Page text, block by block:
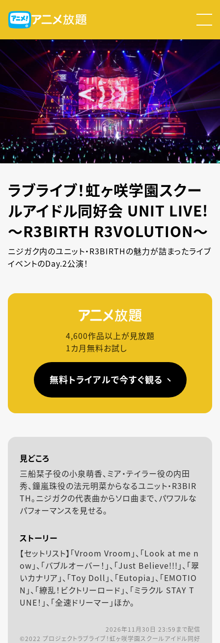
ラブライブ！虹ヶ咲学園スクー
ルアイドル同好会 UNIT LIVE!
～R3BIRTH R3VOLUTION～
ニジガク内のユニット・R3BIRTHの魅力が詰まったライブ
イベントのDay.2公演！
4,600作品以上が見放題
1カ月無料お試し
無料トライアルで今すぐ観る
見どころ
三船栞子役の小泉萌香、ミア・テイラー役の内田
秀、鐘嵐珠役の法元明菜からなるユニット・R3BIR
TH。ニジガクの代表曲からソロ曲まで、パワフルな
パフォーマンスを見せる。
ストーリー
【セットリスト】「Vroom Vroom」、「Look at me n
ow」、「バブルオーバー！」、「Just Believe!!!」、「翠
いカナリア」、「Toy Doll」、「Eutopia」、「EMOTIO
N」、「繚乱！ビクトリーロード」、「ミラクル STAY T
UNE！」、「全速ドリーマー」ほか。
2026年11月30日 23:59 まで配信
©2022 プロジェクトラブライブ！虹ヶ咲学園スクールアイドル同好